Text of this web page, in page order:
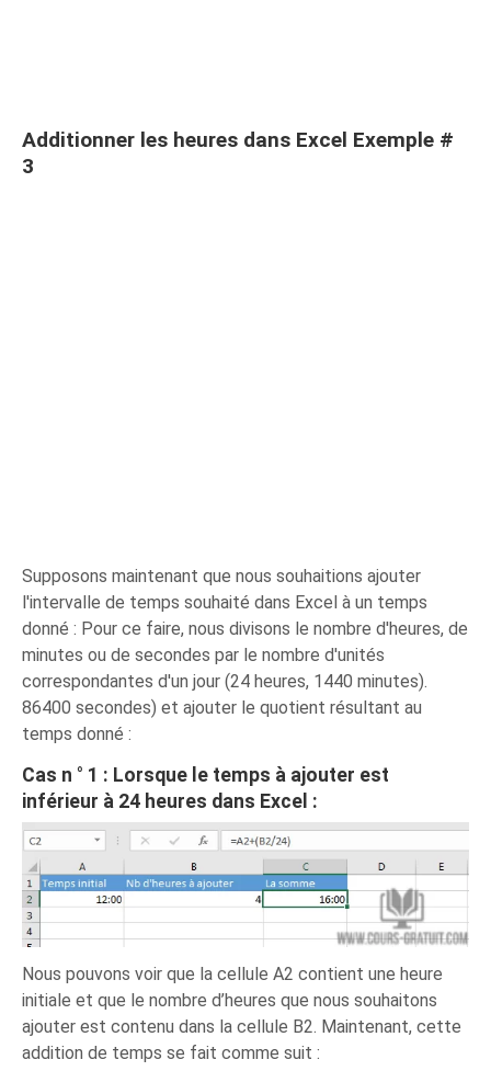
Additionner les heures dans Excel Exemple #
3
Supposons maintenant que nous souhaitions ajouter
l'intervalle de temps souhaité dans Excel à un temps
donné : Pour ce faire, nous divisons le nombre d'heures, de
minutes ou de secondes par le nombre d'unités
correspondantes d'un jour (24 heures, 1440 minutes).
86400 secondes) et ajouter le quotient résultant au
temps donné :
Cas n ° 1 : Lorsque le temps à ajouter est
inférieur à 24 heures dans Excel :
Nous pouvons voir que la cellule A2 contient une heure
initiale et que le nombre d’heures que nous souhaitons
ajouter est contenu dans la cellule B2. Maintenant, cette
addition de temps se fait comme suit :